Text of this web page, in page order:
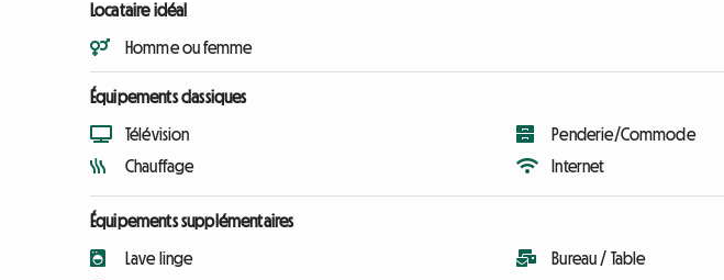
Locataire idéal
Homme ou femme
Équipements classiques
Télévision
Chauffage
Penderie/Commode
Internet
Équipements supplémentaires
Lave linge
Bureau / Table